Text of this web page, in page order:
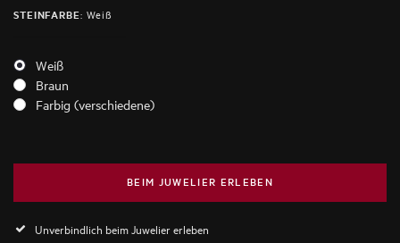
STEINFARBE: Weiß
Weiß
Braun
Farbig (verschiedene)
BEIM JUWELIER ERLEBEN
Unverbindlich beim Juwelier erleben